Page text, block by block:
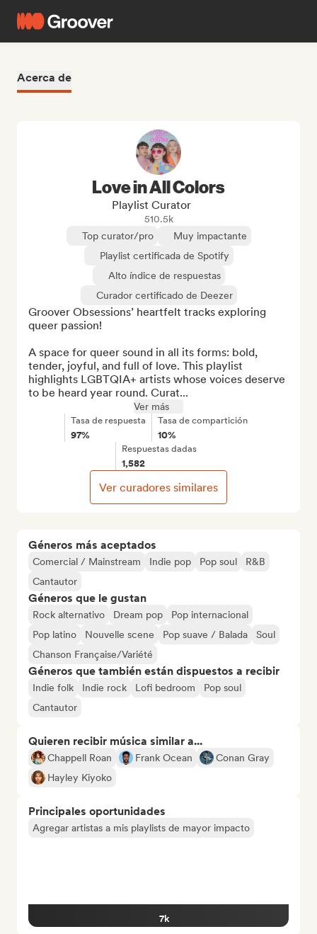
Acerca de
Géneros más aceptados
Comercial / Mainstream Indie pop Pop soul
R&B
Cantautor
Géneros que le gustan
Rock alternativo Dream pop
Pop internacional
Pop latino
Nouvelle scene Pop suave / Balada
Soul
Chanson Française/Variété
Géneros que también están dispuestos a recibir
Indie folk Indie rock Lofi bedroom
Pop soul
Cantautor
Quieren recibir música similar a...
Chappell Roan Frank Ocean
Conan Gray
Hayley Kiyoko
Principales oportunidades
Agregar artistas a mis playlists de mayor impacto
7k
Love in All Colors
Playlist Curator
510.5k
Top curator/pro
Muy impactante
Playlist certificada de Spotify
Alto índice de respuestas
Curador certificado de Deezer
Groover Obsessions’ heartfelt tracks exploring
queer passion!
A space for queer sound in all its forms: bold,
tender, joyful, and full of love. This playlist
highlights LGBTQIA+ artists whose voices deserve
to be heard year round. Curat...
Ver más
Tasa de respuesta
97%
Tasa de compartición
10%
Respuestas dadas
1,582
Ver curadores similares